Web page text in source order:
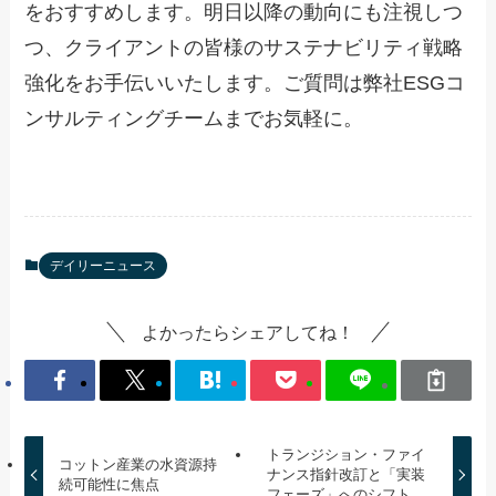
をおすすめします。明日以降の動向にも注視しつ
つ、クライアントの皆様のサステナビリティ戦略
強化をお手伝いいたします。ご質問は弊社ESGコ
ンサルティングチームまでお気軽に。
デイリーニュース
よかったらシェアしてね！
コットン産業の水資源持
続可能性に焦点
トランジション・ファイ
ナンス指針改訂と「実装